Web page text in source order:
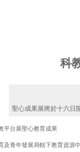
科
聖心成果展將於十六日
平台展聖心教育成果
及青年發展局轄下教育資源